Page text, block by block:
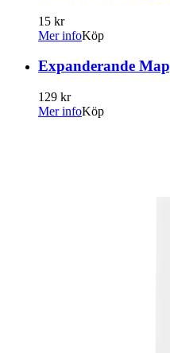
15 kr
Mer infoKöp
Expanderande
129 kr
Mer infoKöp